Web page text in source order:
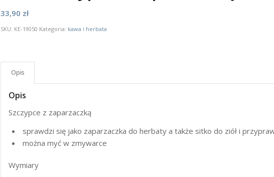
33,90 zł
SKU: KE-19050 Kategoria: kawa i herbata
Opis
Opis
Szczypce z zaparzaczką
sprawdzi się jako zaparzaczka do herbaty a także sitko do ziół i
można myć w zmywarce
Wymiary